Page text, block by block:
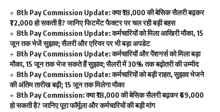
8th Pay Commission Update: क्या ₹18,000 की बेसिक सैलरी बढ़कर
₹72,000 हो सकती है? जानिए फिटमेंट फैक्टर पर चल रही बड़ी बहस
8th Pay Commission Update: कर्मचारियों को मिला आखिरी मौका, 15
जून तक भेजें सुझाव; सैलरी और एरियर पर भी बड़ा अपडेट
8th Pay Commission Update: कर्मचारियों और पेंशनर्स को मिला बड़ा
मौका, 15 जून तक भेज सकते हैं सुझाव; सैलरी में 30% तक बढ़ोतरी की उम्मीद
8th Pay Commission Update: कर्मचारियों को बड़ी राहत, सुझाव भेजने
की अंतिम तारीख बढ़ी; 15 जून तक मिलेगा मौका
8th Pay Commission: क्या ₹18,000 की बेसिक सैलरी बढ़कर ₹69,000
हो सकती है? जानिए पूरा फॉर्मूला और कर्मचारियों की बड़ी मांग